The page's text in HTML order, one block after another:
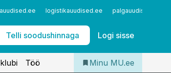
logistikauudised.ee palgauudised.ee
Telli soodushinnaga Logi sisse
Iseteenindus
Telli Meditsiiniuudised
Töö Minu MU.ee